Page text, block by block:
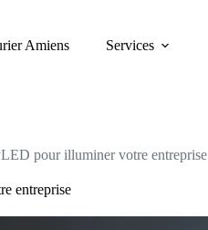
Amiens Services
pour illuminer votre entreprise
entreprise